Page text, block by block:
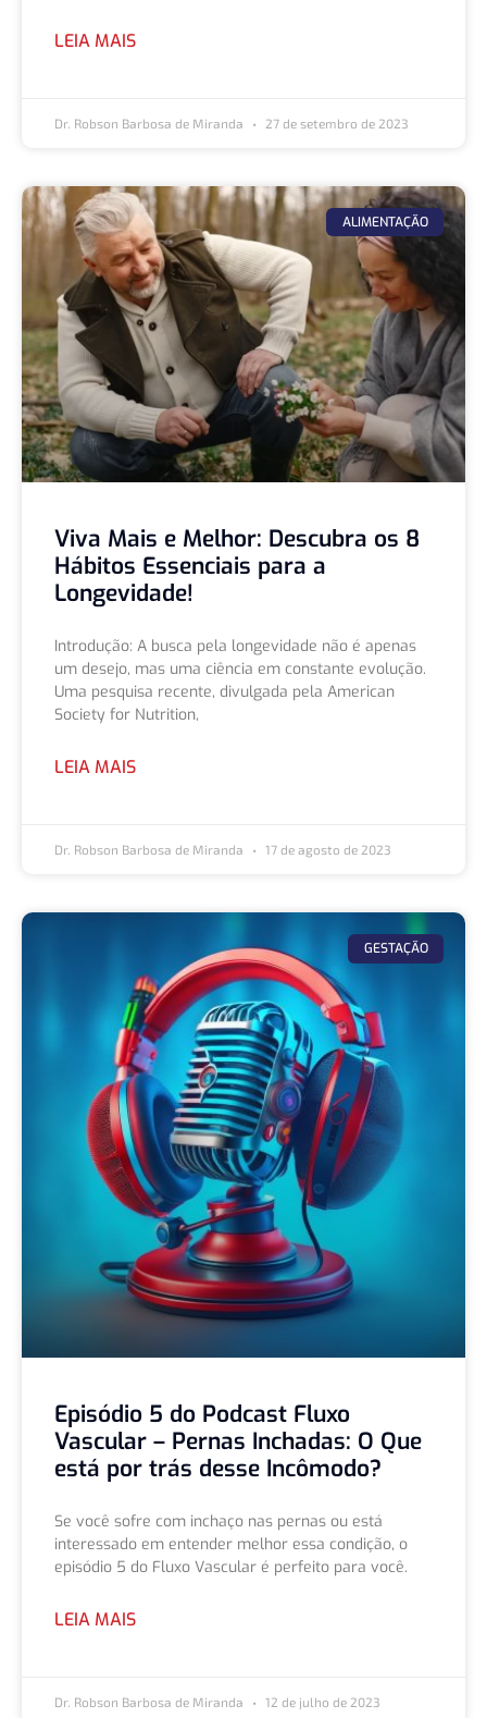
LEIA MAIS
Dr. Robson Barbosa de Miranda 27 de setembro de 2023
ALIMENTAÇÃO
Viva Mais e Melhor: Descubra os 8
Hábitos Essenciais para a
Longevidade!
Introdução: A busca pela longevidade não é apenas
um desejo, mas uma ciência em constante evolução.
Uma pesquisa recente, divulgada pela American
Society for Nutrition,
LEIA MAIS
Dr. Robson Barbosa de Miranda 17 de agosto de 2023
GESTAÇÃO
Episódio 5 do Podcast Fluxo
Vascular – Pernas Inchadas: O Que
está por trás desse Incômodo?
Se você sofre com inchaço nas pernas ou está
interessado em entender melhor essa condição, o
episódio 5 do Fluxo Vascular é perfeito para você.
LEIA MAIS
Dr. Robson Barbosa de Miranda 12 de julho de 2023